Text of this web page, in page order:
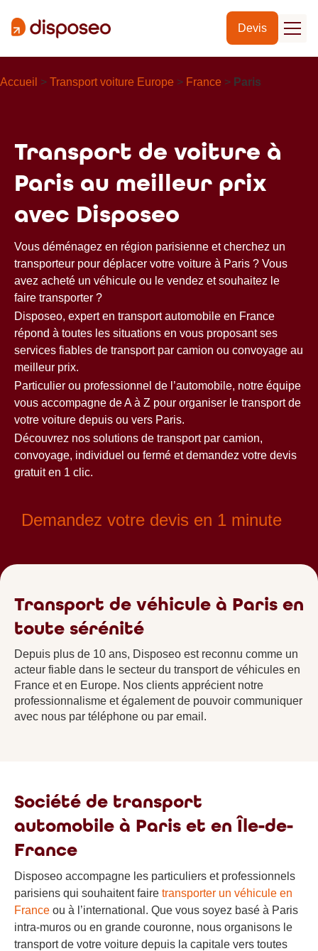
Devis
Accueil > Transport voiture Europe > France > Paris
Transport de voiture à
Paris au meilleur prix
avec Disposeo
Vous déménagez en région parisienne et cherchez un
transporteur pour déplacer votre voiture à Paris ? Vous
avez acheté un véhicule ou le vendez et souhaitez le
faire transporter ?
Disposeo, expert en transport automobile en France
répond à toutes les situations en vous proposant ses
services fiables de transport par camion ou convoyage au
meilleur prix.
Particulier ou professionnel de l’automobile, notre équipe
vous accompagne de A à Z pour organiser le transport de
votre voiture depuis ou vers Paris.
Découvrez nos solutions de transport par camion,
convoyage, individuel ou fermé et demandez votre devis
gratuit en 1 clic.
Demandez votre devis en 1 minute
Transport de véhicule à Paris en
toute sérénité
Depuis plus de 10 ans, Disposeo est reconnu comme un
acteur fiable dans le secteur du transport de véhicules en
France et en Europe. Nos clients apprécient notre
professionnalisme et également de pouvoir communiquer
avec nous par téléphone ou par email.
Société de transport
automobile à Paris et en Île-de-
France
Disposeo accompagne les particuliers et professionnels
parisiens qui souhaitent faire transporter un véhicule en
France ou à l’international. Que vous soyez basé à Paris
intra-muros ou en grande couronne, nous organisons le
transport de votre voiture depuis la capitale vers toutes